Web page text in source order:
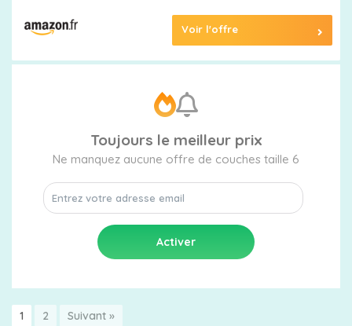
Voir l'offre
Toujours le meilleur prix
Ne manquez aucune offre de couches taille 6
1 2 Suivant »